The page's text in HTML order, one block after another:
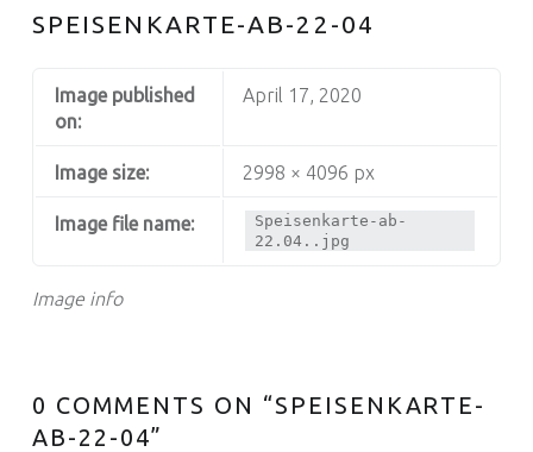
SPEISENKARTE-AB-22-04
Image info
Image published
on:
April 17, 2020
Image size: 2998 × 4096 px
Image file name:
Speisenkarte-ab-
22.04..jpg
0 COMMENTS ON “SPEISENKARTE-
AB-22-04”